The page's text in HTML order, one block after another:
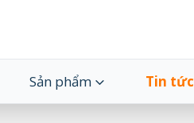
Sản phẩm Tin tức